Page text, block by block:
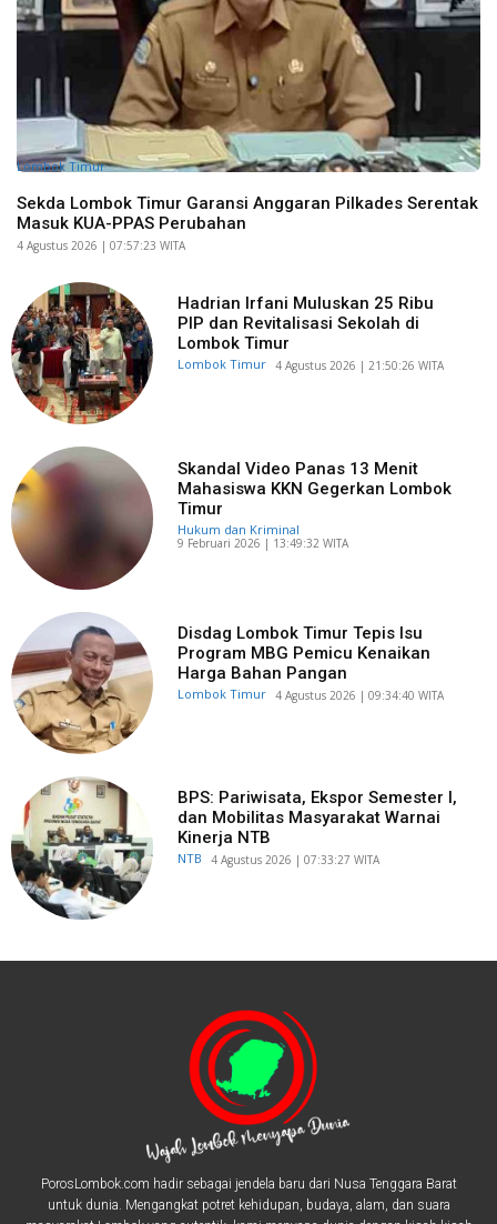
Lombok Timur
Sekda Lombok Timur Garansi Anggaran Pilkades Serentak
Masuk KUA-PPAS Perubahan
​4 Agustus 2026 | 07:57:23 WITA
Hadrian Irfani Muluskan 25 Ribu
PIP dan Revitalisasi Sekolah di
Lombok Timur
Lombok Timur ​4 Agustus 2026 | 21:50:26 WITA
Skandal Video Panas 13 Menit
Mahasiswa KKN Gegerkan Lombok
Timur
Hukum dan Kriminal
​9 Februari 2026 | 13:49:32 WITA
Disdag Lombok Timur Tepis Isu
Program MBG Pemicu Kenaikan
Harga Bahan Pangan
Lombok Timur ​4 Agustus 2026 | 09:34:40 WITA
BPS: Pariwisata, Ekspor Semester I,
dan Mobilitas Masyarakat Warnai
Kinerja NTB
NTB ​4 Agustus 2026 | 07:33:27 WITA
PorosLombok.com hadir sebagai jendela baru dari Nusa Tenggara Barat
untuk dunia. Mengangkat potret kehidupan, budaya, alam, dan suara